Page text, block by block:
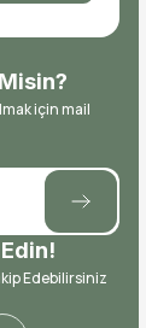
için mail
Edebilirsiniz